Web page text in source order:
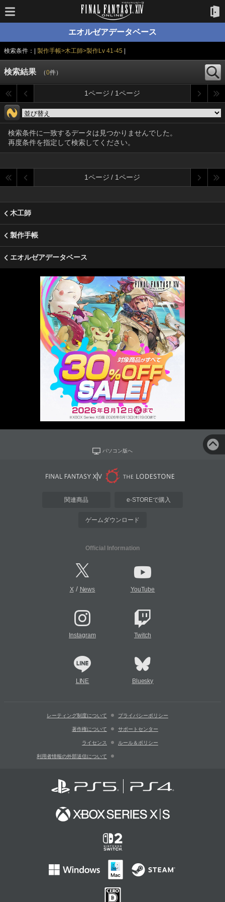
エオルゼアデータベース
検索条件：| 製作手帳>木工師>製作Lv 41-45
検索結果 （0件）
1ページ / 1ページ
検索条件に一致するデータは見つかりませんでした。
再度条件を指定して検索してください。
1ページ / 1ページ
木工師
製作手帳
エオルゼアデータベース
パソコン版へ
関連商品 e-STOREで購入
ゲームダウンロード
Official Information
X/ News YouTube
Instagram Twitch
LINE Bluesky
レーティング制度について プライバシーポリシー
著作権について サポートセンター
ライセンス ルール＆ポリシー
利用者情報の外部送信について